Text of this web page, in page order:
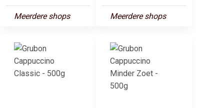
Meerdere shops Meerdere shops